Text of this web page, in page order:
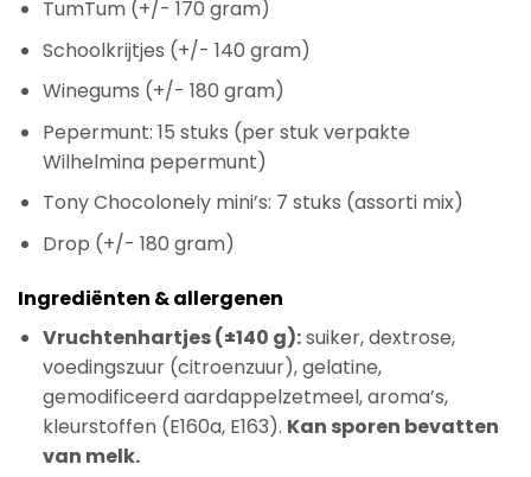
TumTum (+/- 170 gram)
Schoolkrijtjes (+/- 140 gram)
Winegums (+/- 180 gram)
Pepermunt: 15 stuks (per stuk verpakte
Wilhelmina pepermunt)
Tony Chocolonely mini’s: 7 stuks (assorti mix)
Drop (+/- 180 gram)
Ingrediënten & allergenen
Vruchtenhartjes (±140 g):suiker, dextrose,
voedingszuur (citroenzuur), gelatine,
gemodificeerd aardappelzetmeel, aroma’s,
kleurstoffen (E160a, E163). Kan sporen bevatten
van melk.